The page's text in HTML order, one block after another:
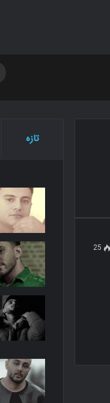
25
تازه